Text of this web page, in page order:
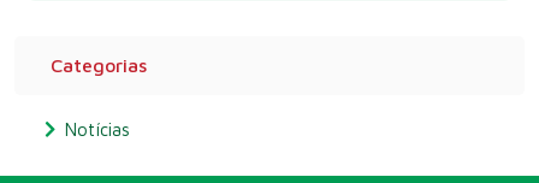
Categorias
Notícias